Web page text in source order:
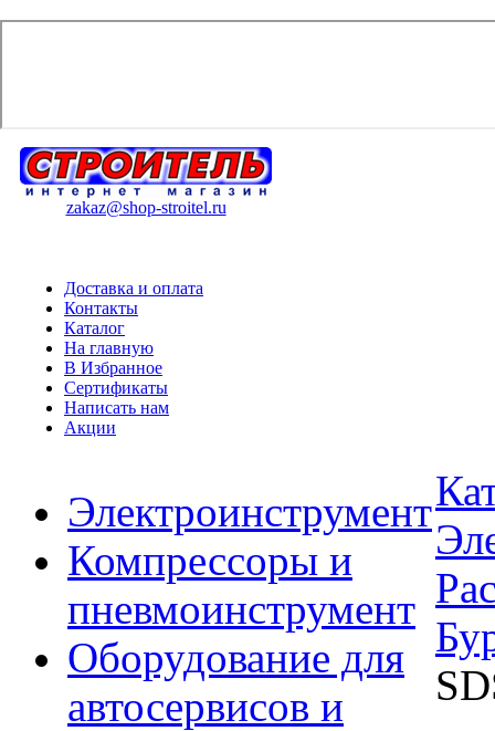
zakaz@shop-stroitel.ru
Доставка и оплата
Контакты
Каталог
На главную
В Избранное
Сертификаты
Написать нам
Акции
Электроинструмент
Компрессоры и
пневмоинструмент
Оборудование для
автосервисов и